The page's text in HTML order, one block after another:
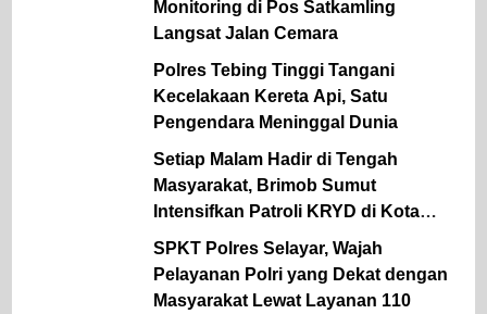
Monitoring di Pos Satkamling
Langsat Jalan Cemara
Polres Tebing Tinggi Tangani
Kecelakaan Kereta Api, Satu
Pengendara Meninggal Dunia
Setiap Malam Hadir di Tengah
Masyarakat, Brimob Sumut
Intensifkan Patroli KRYD di Kota
Medan
SPKT Polres Selayar, Wajah
Pelayanan Polri yang Dekat dengan
Masyarakat Lewat Layanan 110